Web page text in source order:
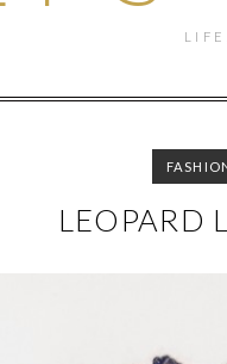
LEOPARD